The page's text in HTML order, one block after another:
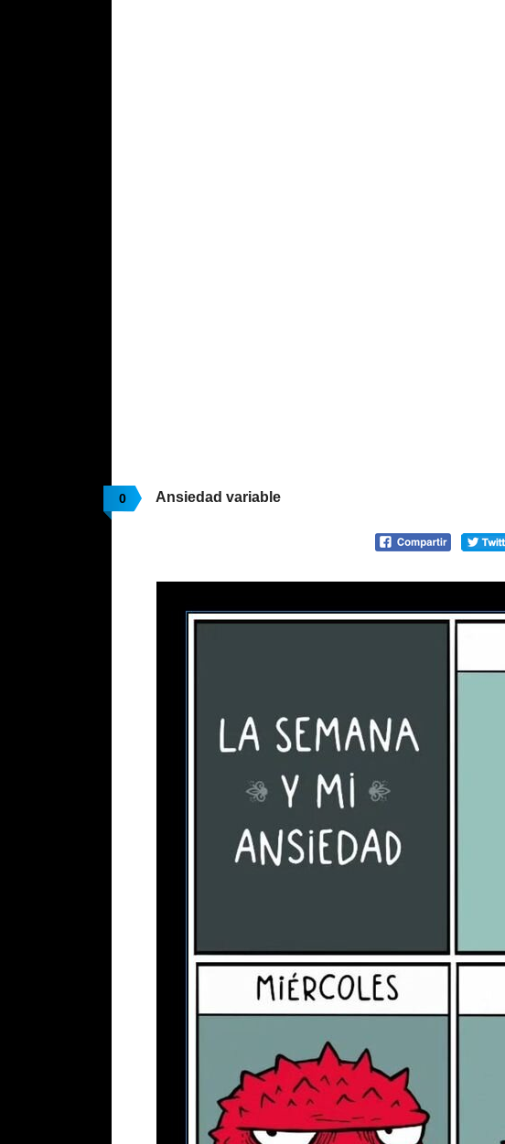
0 Ansiedad variable